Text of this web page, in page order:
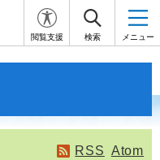
閲覧支援 検索 メニュー
RSS Atom